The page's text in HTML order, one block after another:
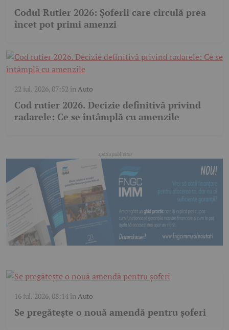
Codul Rutier 2026: Șoferii care circulă prea
încet pot primi amenzi
22 iul. 2026, 07:52 înAuto
Cod rutier 2026. Decizie definitivă privind
radarele: Ce se întâmplă cu amenzile
16 iul. 2026, 08:14în Auto
Se pregătește o nouă amendă pentru șoferi